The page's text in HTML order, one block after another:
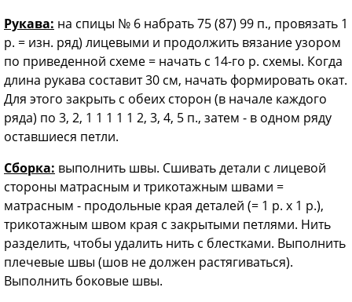
Рукава: на спицы № 6 набрать 75 (87) 99 п., провязать 1
р. = изн. ряд) лицевыми и продолжить вязание узором
по приведенной схеме = начать с 14-го р. схемы. Когда
длина рукава составит 30 см, начать формировать окат.
Для этого закрыть с обеих сторон (в начале каждого
ряда) по 3, 2, 1 1 1 1 1 2, 3, 4, 5 п., затем - в одном ряду
оставшиеся петли.
Сборка: выполнить швы. Сшивать детали с лицевой
стороны матрасным и трикотажным швами =
матрасным - продольные края деталей (= 1 р. х 1 р.),
трикотажным швом края с закрытыми петлями. Нить
разделить, чтобы удалить нить с блестками. Выполнить
плечевые швы (шов не должен растягиваться).
Выполнить боковые швы.